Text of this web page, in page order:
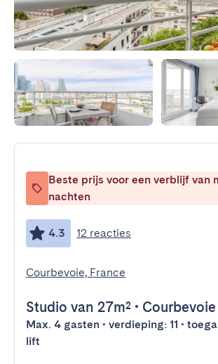
Beste prijs voor een verblijf van
nachten
4.3 12 reacties
Courbevoie, France
Studio van 27m² • Courbevoie
Max. 4 gasten • verdieping: 11 •
lift